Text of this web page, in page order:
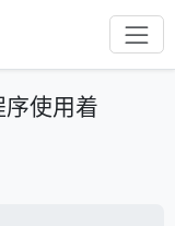
使用着